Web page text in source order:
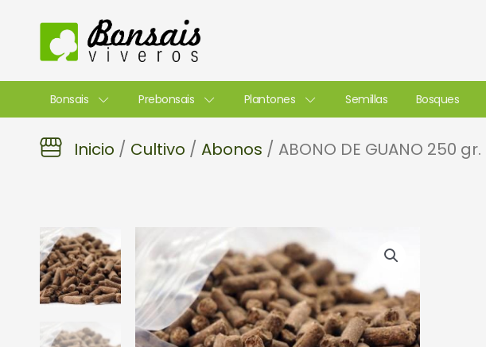
contenido
Bonsais Prebonsais Plantones Semillas Bosques
Inicio / Cultivo / Abonos / ABONO DE GUANO 250 gr.